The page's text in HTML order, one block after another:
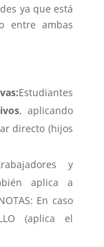
ya que está
entre ambas
Estudiantes
, aplicando
directo (hijos
y
aplica a
En caso
(aplica el